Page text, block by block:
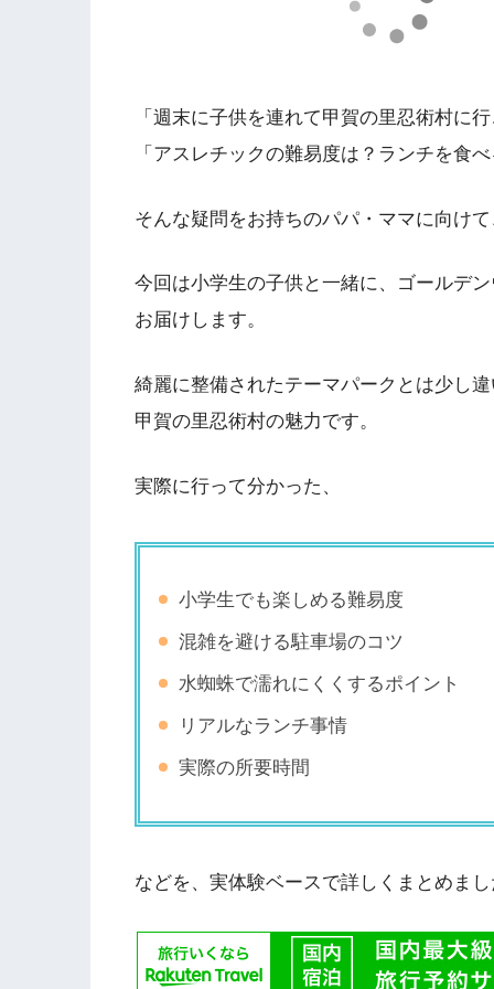
「週末に子供を連れて甲賀の里忍術村に
「アスレチックの難易度は？ランチを食
そんな疑問をお持ちのパパ・ママに向け
今回は小学生の子供と一緒に、ゴールデ
お届けします。
綺麗に整備されたテーマパークとは少し
甲賀の里忍術村の魅力です。
実際に行って分かった、
小学生でも楽しめる難易度
混雑を避ける駐車場のコツ
水蜘蛛で濡れにくくするポイント
リアルなランチ事情
実際の所要時間
などを、実体験ベースで詳しくまとめま